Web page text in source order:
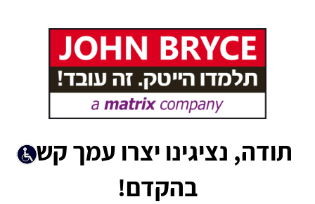
תודה, נציגינו יצרו עמך קשר
בהקדם!